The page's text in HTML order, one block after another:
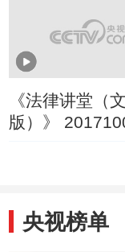
《法律讲堂（
版）》
央视榜单